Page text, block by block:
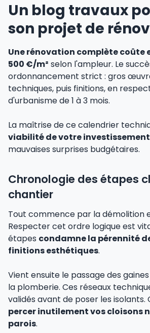
Un blog travaux
son projet de
Une rénovation complète coûte
500 €/m² selon l'ampleur. Le
ordonnancement strict : gros
techniques, puis finitions, en
d'urbanisme de 1 à 3 mois.
La maîtrise de ce calendrier
viabilité de votre investissement
mauvaises surprises budgétaires.
Chronologie des étapes
chantier
Tout commence par la démolition
Respecter cet ordre logique est
étapes condamne la pérennité
finitions esthétiques.
Vient ensuite le passage des
la plomberie. Ces réseaux
validés avant de poser les isolants.
percer inutilement vos cloisons
parois.